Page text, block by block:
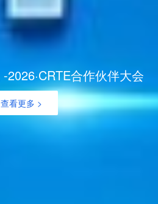
2026·CRTE合作伙伴大会
查看更多 >